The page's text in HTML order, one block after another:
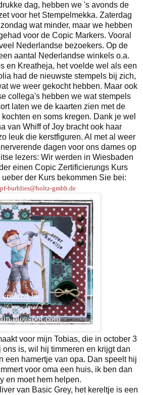
dag, hebben we 's avonds de
voor het Stempelmekka. Zaterdag
wat minder, maar we hebben
voor de Copic Markers. Vooral
Nederlandse bezoekers. Op de
aantal Nederlandse winkels o.a.
en Kreatheja, het voelde wel als een
had de nieuwste stempels bij zich,
we weer gekocht hebben. Maar ook
collega's hebben we wat stempels
laten we de kaarten zien met de
en soms kregen. Dank je wel
van Whiff of Joy bracht ook haar
leuk die kerstfiguren. Al met al weer
dagen voor ons dames op
lezers: Wir werden in Wiesbaden
einen Copic Zertificierungs Kurs
der Kurs bekommen Sie bei:
burblies@holtz-gmbh.de
voor mijn Tobias, die in october 3
ons is, wil hij timmeren en krijgt dan
een hamertje van opa. Dan speelt hij
voor oma een huis, ik ben dan
en moet hem helpen.
van Basic Grey, het kereltje is een